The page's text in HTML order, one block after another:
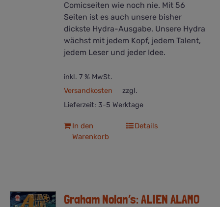
Comicseiten wie noch nie. Mit 56
Seiten ist es auch unsere bisher
dickste Hydra-Ausgabe. Unsere Hydra
wächst mit jedem Kopf, jedem Talent,
jedem Leser und jeder Idee.
inkl. 7 % MwSt.
zzgl.
Versandkosten
Lieferzeit: 3-5 Werktage
In den
Warenkorb
Details
Graham Nolan’s: ALIEN ALAMO